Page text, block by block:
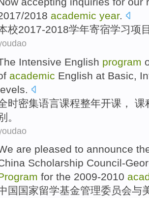
2018 academic year.
校2017-2018学年寄宿学习项
Intensive English program
academic English at Basic
时密集语言课程整年开课 ，
。
are pleased to announce
Scholarship Council-
for the 2009-2010
国 国家留学基金管理委员会与